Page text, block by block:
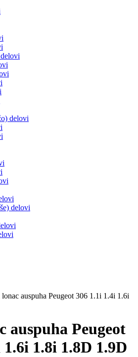
delovi
delovi
auspuha Peugeot 306 1.1i 1.4i 1.6i
auspuha Peugeot
1.8i 1.8D 1.9D